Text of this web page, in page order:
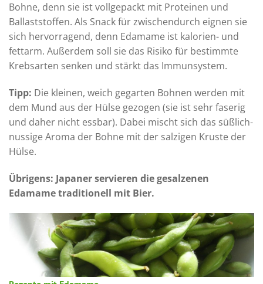
Bohne, denn sie ist vollgepackt mit Proteinen und
Ballaststoffen. Als Snack für zwischendurch eignen sie
sich hervorragend, denn Edamame ist kalorien- und
fettarm. Außerdem soll sie das Risiko für bestimmte
Krebsarten senken und stärkt das Immunsystem.
Tipp: Die kleinen, weich gegarten Bohnen werden mit
dem Mund aus der Hülse gezogen (sie ist sehr faserig
und daher nicht essbar). Dabei mischt sich das süßlich-
nussige Aroma der Bohne mit der salzigen Kruste der
Hülse.
Übrigens: Japaner servieren die gesalzenen
Edamame traditionell mit Bier.